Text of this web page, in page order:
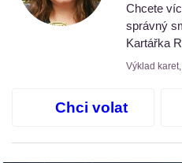
Chcete
správný
Kartářka
Výklad
Chci volat